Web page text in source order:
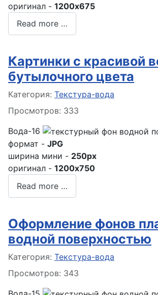
оригинал - 1200x675
Read more …
Картинки с красивой
бутылочного цвета
Информация о материале
Категория: Текстура-вода
Просмотров: 333
Вода-16
формат - JPG
ширина мини - 250px
оригинал - 1200x750
Read more …
Оформление фонов
водной поверхностью
Информация о материале
Категория: Текстура-вода
Просмотров: 343